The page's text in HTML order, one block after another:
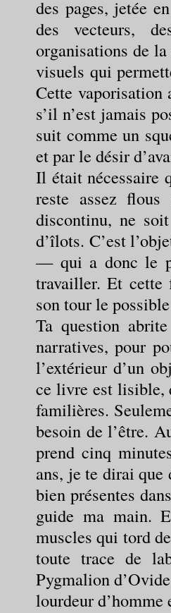
des pages, jetée
des vecteurs,
organisations de
visuels qui
Cette vaporisation
s’il n’est jamais
suit comme un
et par le désir
Il était nécessaire
reste assez
discontinu, ne
d’îlots. C’est
— qui a donc le
travailler. Et cette
son tour le
Ta question
narratives, pour
l’extérieur d’un
ce livre est lisible,
familières.
besoin de l’être.
prend cinq
ans, je te dirai que
bien présentes
guide ma main.
muscles qui tord
toute trace de
Pygmalion
lourdeur